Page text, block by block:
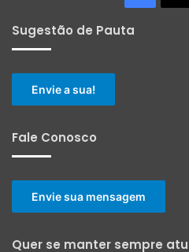
Sugestão de Pauta
Envie a sua!
Fale Conosco
Envie sua mensagem
Quer se manter sempre